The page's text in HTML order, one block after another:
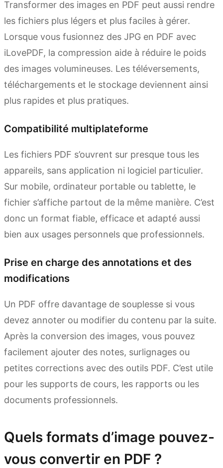
Transformer des images en PDF peut aussi rendre
les fichiers plus légers et plus faciles à gérer.
Lorsque vous fusionnez des JPG en PDF avec
iLovePDF, la compression aide à réduire le poids
des images volumineuses. Les téléversements,
téléchargements et le stockage deviennent ainsi
plus rapides et plus pratiques.
Compatibilité multiplateforme
Les fichiers PDF s’ouvrent sur presque tous les
appareils, sans application ni logiciel particulier.
Sur mobile, ordinateur portable ou tablette, le
fichier s’affiche partout de la même manière. C’est
donc un format fiable, efficace et adapté aussi
bien aux usages personnels que professionnels.
Prise en charge des annotations et des
modifications
Un PDF offre davantage de souplesse si vous
devez annoter ou modifier du contenu par la suite.
Après la conversion des images, vous pouvez
facilement ajouter des notes, surlignages ou
petites corrections avec des outils PDF. C’est utile
pour les supports de cours, les rapports ou les
documents professionnels.
Quels formats d’image pouvez-
vous convertir en PDF ?